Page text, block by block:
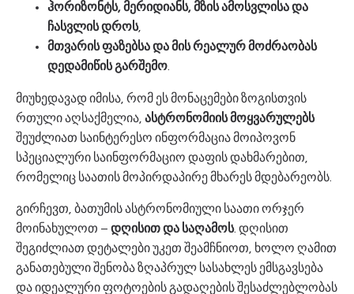
ჰორიზონტს, მერიდიანს, მზის ამოსვლისა და
ჩასვლის დროს,
მთვარის ფაზებსა და მის რეალურ მოძრაობას
დედამიწის გარშემო
მიუხედავად იმისა, რომ ეს მონაცემები ზოგისთვის
რთული აღსაქმელია, ასტრონომიის მოყვარულებს
შეუძლიათ საინტერესო ინფორმაცია მოიპოვონ
სპეციალური საინფორმაციო დაფის დახმარებით,
რომელიც საათის მოპირდაპირე მხარეს მდებარეობს.
გირჩევთ, ბათუმის ასტრონომიული საათი ორჯერ
მოინახულოთ – დღისით და საღამოს. დღისით
შეგიძლიათ დეტალები უკეთ შეამჩნიოთ, ხოლო ღამით
განათებული შენობა ზღაპრულ სასახლეს ემსგავსება
და იდეალური ფოტოების გადაღების შესაძლებლობას